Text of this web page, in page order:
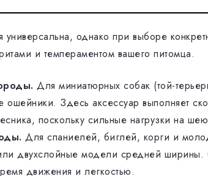
универсальна, однако при выборе
и темпераментом вашего питомца.
Для миниатюрных собак (той-
ошейники. Здесь аксессуар выполняет
поскольку сильные нагрузки на
Для спаниелей, биглей, корги и
двухслойные модели средней
движения и легкостью.